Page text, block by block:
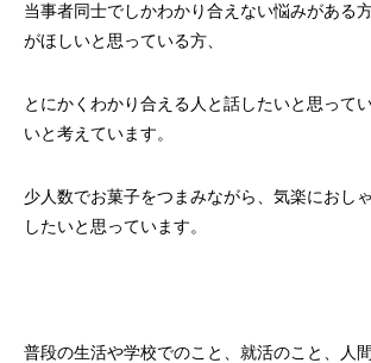
当事者同士でしかわかり合えない悩みがある
がほしいと思っている方、
とにかくわかり合える人と話したいと思って
いと考えています。
少人数でお菓子をつまみながら、気楽におし
したいと思っています。
普段の生活や学校でのこと、就活のこと、人